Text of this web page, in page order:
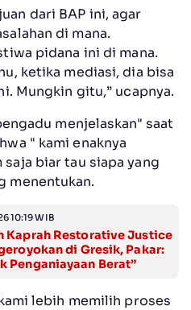
dari BAP ini, agar
di mana.
pidana ini di mana.
ketika mediasi, dia bisa
Mungkin gitu,” ucapnya.
menjelaskan" saat
" kami enaknya
biar tau siapa yang
menentukan.
10:19 WIB
Kaprah Restorative Justice
di Gresik, Pakar:
Penganiayaan Berat”
lebih memilih proses